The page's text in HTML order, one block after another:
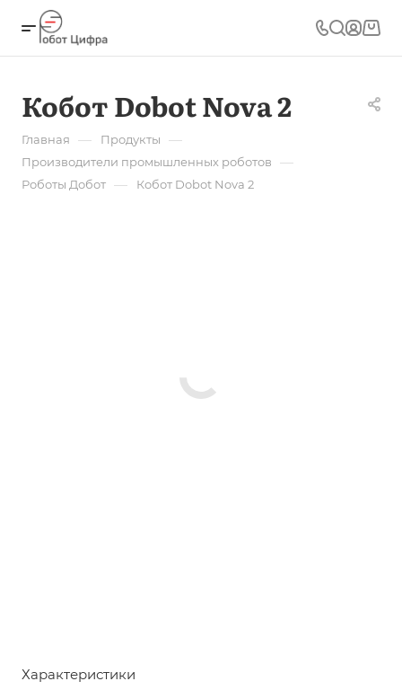
Кобот Dobot Nova 2
Главная — Продукты —
Производители промышленных роботов —
Роботы Добот — Кобот Dobot Nova 2
Характеристики